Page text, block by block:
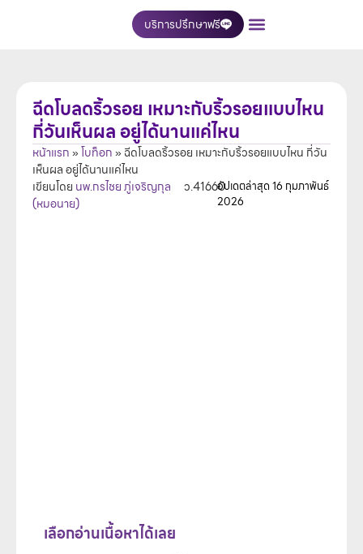
บริการปรึกษาฟรี
ฉีดโบลดริ้วรอย เหมาะกับริ้วรอยแบบไหน
กี่วันเห็นผล อยู่ได้นานแค่ไหน
หน้าแรก»โบท็อก»ฉีดโบลดริ้วรอย เหมาะกับริ้วรอยแบบไหน กี่วัน
เห็นผล อยู่ได้นานแค่ไหน
เขียนโดย นพ.กรไชย ภู่เจริญกุล
(หมอนาย)
ว.41660อัปเดตล่าสุด16 กุมภาพันธ์
2026
เลือกอ่านเนื้อหาได้เลย